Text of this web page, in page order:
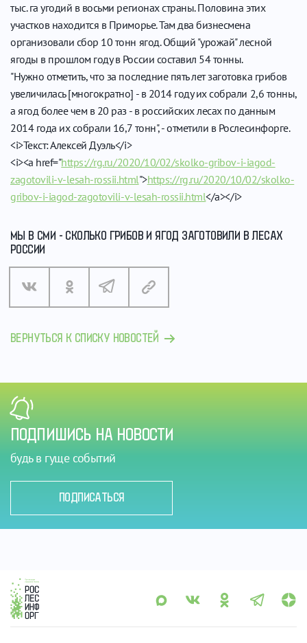
тыс. га угодий в восьми регионах страны. Половина этих
участков находится в Приморье. Там два бизнесмена
организовали сбор 10 тонн ягод. Общий "урожай" лесной
ягоды в прошлом году в России составил 54 тонны.
"Нужно отметить, что за последние пять лет заготовка грибов
увеличилась [многократно] - в 2014 году их собрали 2,6 тонны,
а ягод более чем в 20 раз - в российских лесах по данным
2014 года их собрали 16,7 тонн", - отметили в Рослесинфорге.
<i>Текст: Алексей Дуэль</i>
<i><a href="https://rg.ru/2020/10/02/skolko-gribov-i-iagod-
zagotovili-v-lesah-rossii.html">https://rg.ru/2020/10/02/skolko-
gribov-i-iagod-zagotovili-v-lesah-rossii.html</a></i>
МЫ В СМИ - СКОЛЬКО ГРИБОВ И ЯГОД ЗАГОТОВИЛИ В ЛЕСАХ
РОССИИ
ВЕРНУТЬСЯ К СПИСКУ НОВОСТЕЙ
ПОДПИШИСЬ НА НОВОСТИ
будь в гуще событий
ПОДПИСАТЬСЯ